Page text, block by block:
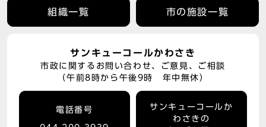
組織一覧 市の施設一覧
サンキューコールかわさき
市政に関するお問い合わせ、ご意見、ご相談
（午前8時から午後9時 年中無休）
電話番号
サンキューコールか
わさきの